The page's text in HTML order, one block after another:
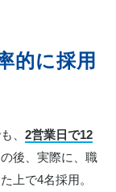
的に採用
、 2営業日で12
後、実際に、職
上で4名採用。